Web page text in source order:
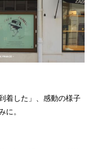
着した」、感動の様子
に。